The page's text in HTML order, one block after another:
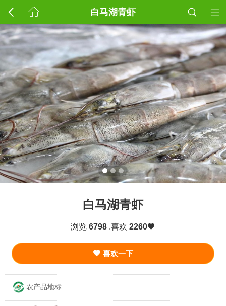
白马湖青虾
白马湖青虾
浏览 6798 .喜欢 2260
喜欢一下
农产品地标